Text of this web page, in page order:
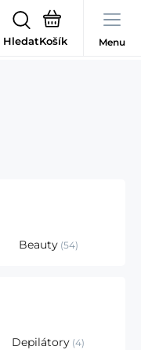
Hledat Menu
Beauty 54
Depilátory 4